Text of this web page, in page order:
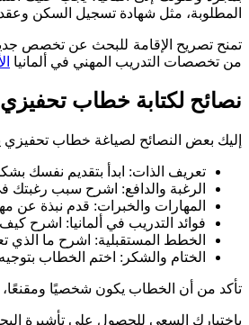
المطلوبة، مثل شهادة تسجيل السكن وعقد
تمنح تصريح الإقامة للبحث عن تخصص
من تخصصات التدريب المهني في ألمانيا
نصائح لكتابة خطاب
إليك بعض النصائح لصياغة خطاب
تعريف الذات: ابدأ بتقديم نفسك
الرغبة والدافع: اشرح سبب
المهارات والخبرات: قدم نبذة عن
فوائد التدريب في ألمانيا: اشرح
الخطط المستقبلية: اشرح ما الذي
الختام والشكر: اختم الخطاب
تأكد من أن الخطاب يكون شخصيًا ومقنعًا،
باختيارك السعي للحصول على تأشيرة